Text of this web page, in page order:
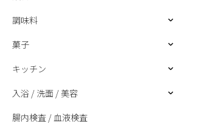
調味料
菓子
キッチン
入浴 / 洗面 / 美容
腸内検査 / 血液検査